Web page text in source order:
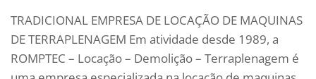
TRADICIONAL EMPRESA DE LOCAÇÃO DE MAQUINAS
DE TERRAPLENAGEM Em atividade desde 1989, a
ROMPTEC – Locação – Demolição – Terraplenagem é